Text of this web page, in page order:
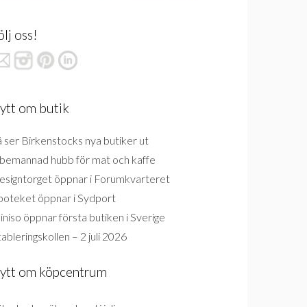
oss!
om butik
ser Birkenstocks nya butiker ut
hubb för mat och kaffe
öppnar i Forumkvarteret
öppnar i Sydport
öppnar första butiken i Sverige
– 2 juli 2026
om köpcentrum